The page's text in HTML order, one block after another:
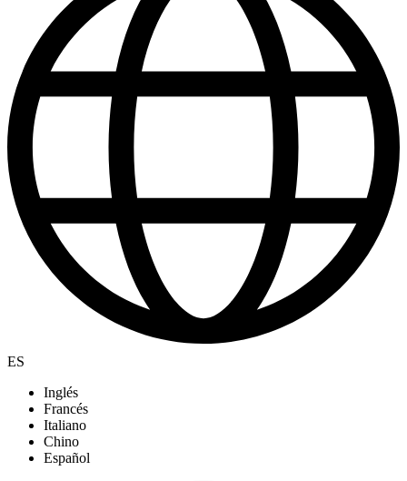
ES
Inglés
Francés
Italiano
Chino
Español